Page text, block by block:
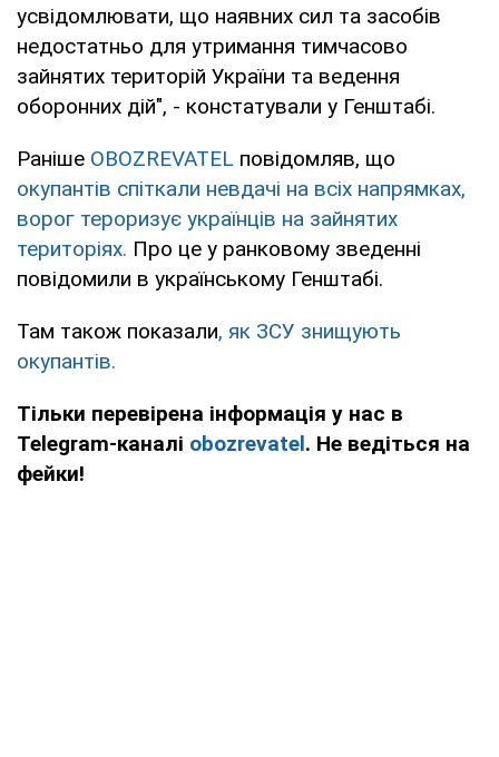
усвідомлювати, що наявних сил та засобів
недостатньо для утримання тимчасово
зайнятих територій України та ведення
оборонних дій", - констатували у Генштабі.
Раніше OBOZREVATEL повідомляв, що
окупантів спіткали невдачі на всіх напрямках,
ворог тероризує українців на зайнятих
територіях. Про це у ранковому зведенні
повідомили в українському Генштабі.
Там також показали, як ЗСУ знищують
окупантів.
Тільки перевірена інформація у нас в
Telegram-каналі obozrevatel. Не ведіться на
фейки!